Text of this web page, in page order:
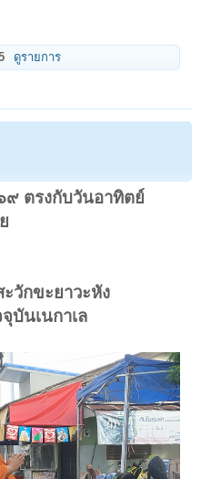
ดูรายการ
ตรงกับวันอาทิตย์
วักขะยาวะหัง
บันเนกาเล